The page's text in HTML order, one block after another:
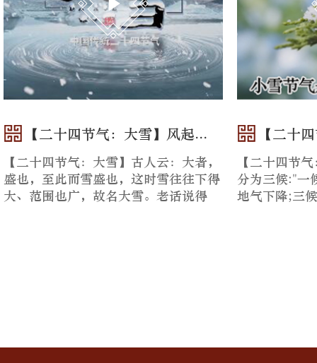
【二十四节气：大雪】风起...
【二十四节气：大雪】古人云：大者，
盛也，至此而雪盛也，这时雪往往下得
大、范围也广，故名大雪。老话说得
【二十
【二十四节
分为三候:"一
地气下降;三